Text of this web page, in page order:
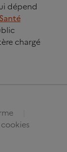
dépend
chargé